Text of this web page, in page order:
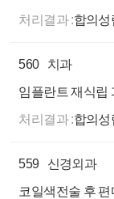
처리결과 :합의성
560
치과
임플란트 재식립
처리결과 :합의성
559
신경외과
코일색전술 후